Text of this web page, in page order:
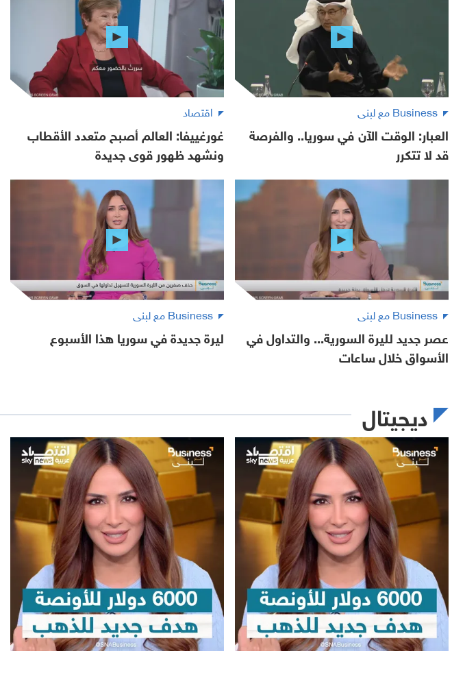
Business مع لبنى
العبار: الوقت الآن في سوريا.. والفرصة
قد لا تتكرر
اقتصاد
غورغييفا: العالم أصبح متعدد الأقطاب
ونشهد ظهور قوى جديدة
Business مع لبنى
عصر جديد لليرة السورية... والتداول في
الأسواق خلال ساعات
Business مع لبنى
ليرة جديدة في سوريا هذا الأسبوع
ديجيتال